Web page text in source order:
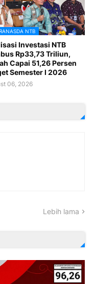
NTB
Investasi NTB
Rp33,73 Triliun,
Capai 51,26 Persen
Semester I 2026
06, 2026
Lebih lama